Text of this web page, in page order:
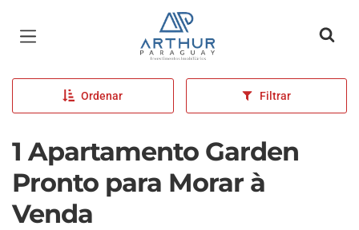
Página inicial
Ordenar Filtrar
1 Apartamento Garden
Pronto para Morar à
Venda